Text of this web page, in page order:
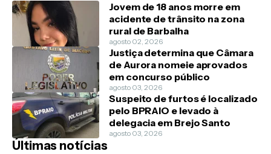
Jovem de 18 anos morre em
acidente de trânsito na zona
rural de Barbalha
agosto 02, 2026
Justiça determina que Câmara
de Aurora nomeie aprovados
em concurso público
agosto 03, 2026
Suspeito de furtos é localizado
pelo BPRAIO e levado à
delegacia em Brejo Santo
agosto 03, 2026
Últimas notícias